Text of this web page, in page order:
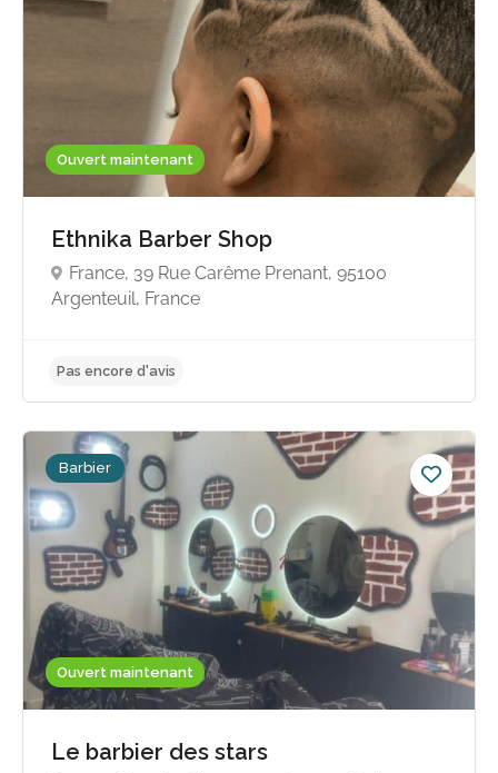
Ouvert maintenant
Ethnika Barber Shop
France, 39 Rue Carême Prenant, 95100
Argenteuil, France
Ouvert maintenant
Barbier
Le barbier des stars